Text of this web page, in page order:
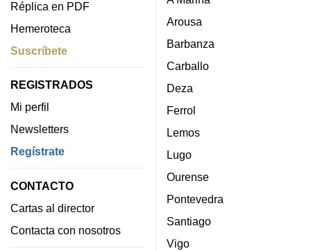
Réplica en PDF
Hemeroteca
Suscríbete
REGISTRADOS
Mi perfil
Newsletters
Regístrate
CONTACTO
Cartas al director
Contacta con nosotros
Arousa
Barbanza
Carballo
Deza
Ferrol
Lemos
Lugo
Ourense
Pontevedra
Santiago
Vigo